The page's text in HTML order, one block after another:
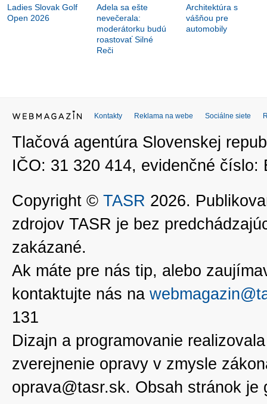
Ladies Slovak Golf
Open 2026
Adela sa ešte
nevečerala:
moderátorku budú
roastovať Silné
Reči
Architektúra s
vášňou pre
automobily
Kontakty Reklama na webe Sociálne siete
Tlačová agentúra Slovenskej
IČO: 31 320 414, evidenčné číslo:
Copyright © TASR 2026.
zdrojov TASR je bez
zakázané.
Ak máte pre nás tip, alebo
kontaktujte nás na
131
Dizajn a programovanie
zverejnenie opravy v zmysle
oprava@tasr.sk. Obsah stránok